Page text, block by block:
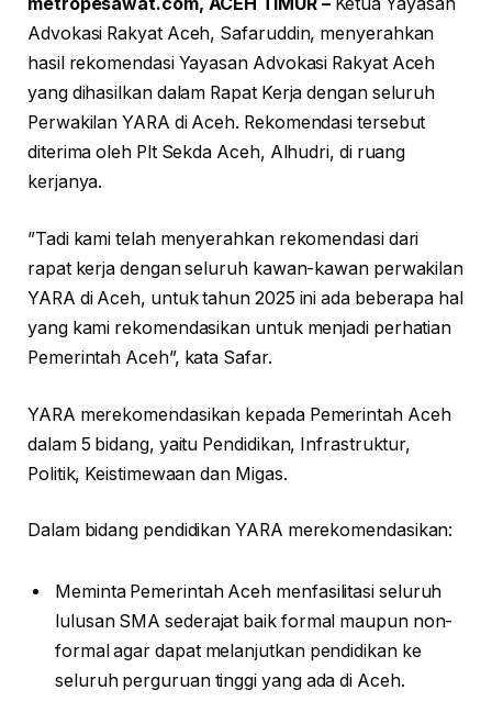
metropesawat.com, ACEH TIMUR –Ketua Yayasan
Advokasi Rakyat Aceh, Safaruddin, menyerahkan
hasil rekomendasi Yayasan Advokasi Rakyat Aceh
yang dihasilkan dalam Rapat Kerja dengan seluruh
Perwakilan YARA di Aceh. Rekomendasi tersebut
diterima oleh Plt Sekda Aceh, Alhudri, di ruang
kerjanya.
”Tadi kami telah menyerahkan rekomendasi dari
rapat kerja dengan seluruh kawan-kawan perwakilan
YARA di Aceh, untuk tahun 2025 ini ada beberapa hal
yang kami rekomendasikan untuk menjadi perhatian
Pemerintah Aceh”, kata Safar.
YARA merekomendasikan kepada Pemerintah Aceh
dalam 5 bidang, yaitu Pendidikan, Infrastruktur,
Politik, Keistimewaan dan Migas.
Dalam bidang pendidikan YARA merekomendasikan:
Meminta Pemerintah Aceh menfasilitasi seluruh
lulusan SMA sederajat baik formal maupun non-
formal agar dapat melanjutkan pendidikan ke
seluruh perguruan tinggi yang ada di Aceh.